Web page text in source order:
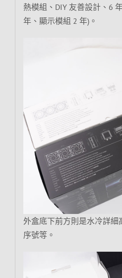
熱模組、DIY 友善設計、6
年、顯示模組 2 年)。
外盒底下前方則是水冷詳細
序號等。